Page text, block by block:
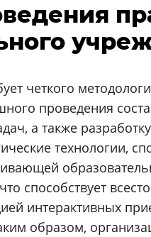
четкого
проведения
а также
технологии,
способствует
интерактивных
образом,